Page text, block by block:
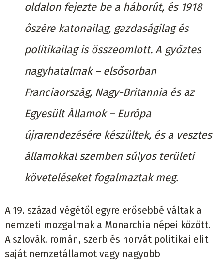
oldalon fejezte be a háborút, és 1918
őszére katonailag, gazdaságilag és
politikailag is összeomlott. A győztes
nagyhatalmak – elsősorban
Franciaország, Nagy-Britannia és az
Egyesült Államok – Európa
újrarendezésére készültek, és a vesztes
államokkal szemben súlyos területi
követeléseket fogalmaztak meg.
A 19. század végétől egyre erősebbé váltak a
nemzeti mozgalmak a Monarchia népei között.
A szlovák, román, szerb és horvát politikai elit
saját nemzetállamot vagy nagyobb